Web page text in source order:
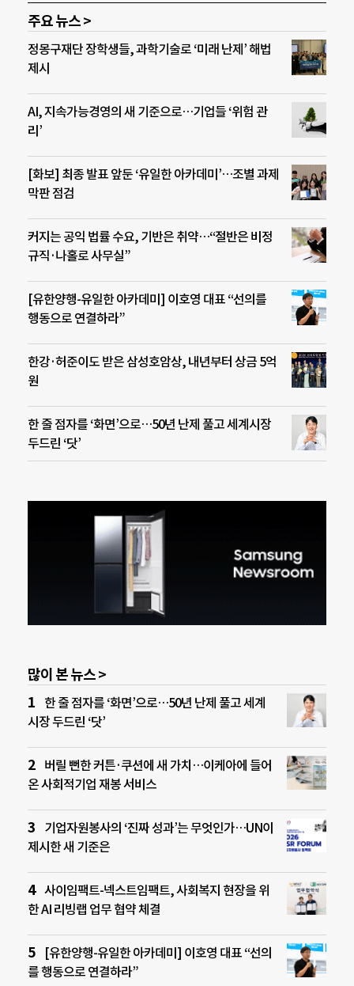
주요 뉴스 >
정몽구재단 장학생들, 과학기술로 ‘미래 난제’ 해법
제시
AI, 지속가능경영의 새 기준으로…기업들 ‘위험 관
리’
[화보] 최종 발표 앞둔 ‘유일한 아카데미’…조별 과제
막판 점검
커지는 공익 법률 수요, 기반은 취약…“절반은 비정
규직·나홀로 사무실”
[유한양행-유일한 아카데미] 이호영 대표 “선의를
행동으로 연결하라”
한강·허준이도 받은 삼성호암상, 내년부터 상금 5억
원
한 줄 점자를 ‘화면’으로…50년 난제 풀고 세계시장
두드린 ‘닷’
많이 본 뉴스 >
한 줄 점자를 ‘화면’으로…50년 난제 풀고 세계
시장 두드린 ‘닷’
버릴 뻔한 커튼·쿠션에 새 가치…이케아에 들어
온 사회적기업 재봉 서비스
기업자원봉사의 ‘진짜 성과’는 무엇인가…UN이
제시한 새 기준은
사이임팩트-넥스트임팩트, 사회복지 현장을 위
한 AI 리빙랩 업무 협약 체결
[유한양행-유일한 아카데미] 이호영 대표 “선의
를 행동으로 연결하라”